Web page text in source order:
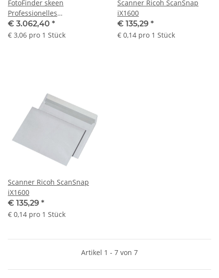
FotoFinder skeen
Professionelles
Dermatoskop für
Dermatologie und
€ 3.062,40 *
€ 3,06 pro 1 Stück
Scanner Ricoh ScanSnap
iX1600
€ 135,29 *
€ 0,14 pro 1 Stück
Scanner Ricoh ScanSnap
iX1600
€ 135,29 *
€ 0,14 pro 1 Stück
Artikel 1 - 7 von 7